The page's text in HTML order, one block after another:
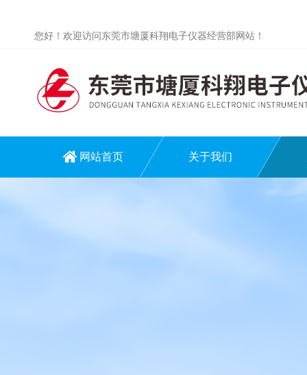
您好！欢迎访问东莞市塘厦科翔电子仪器经营部网站！
网站首页 关于我们